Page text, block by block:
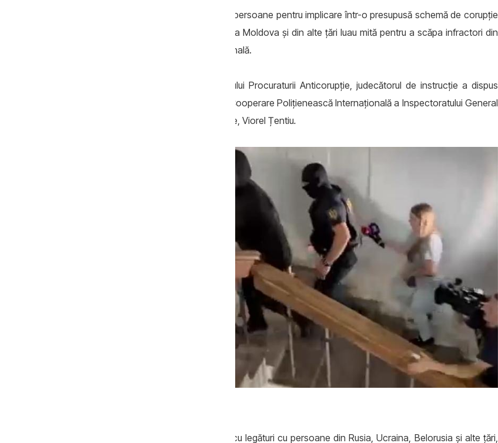
, au fost reținute patru persoane pentru implicare într-o presupusă schemă de corupție
prin care persoane publice din Republica Moldova și din alte țări luau mită pentru a scăpa infractori din
diferite țări anunțați în căutare internațională.
Pe 6 iunie, în urma examinării demersului Procuraturii Anticorupție, judecătorul de instrucție a dispus
arestul preventiv pentru șeful Centrului Cooperare Polițienească Internațională a Inspectoratului General
de Poliție al Ministerului Afacerilor Interne, Viorel Țentiu.
„O organizație criminală internațională cu legături cu persoane din Rusia, Ucraina, Belorusia și alte țări,